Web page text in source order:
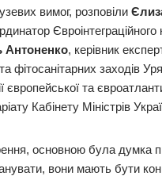
вимог, розповіли
Євроінтеграційного
Антоненко, керівник
фітосанітарних заходів
європейської та
Кабінету Міністрів
основною була думка
вони мають бути